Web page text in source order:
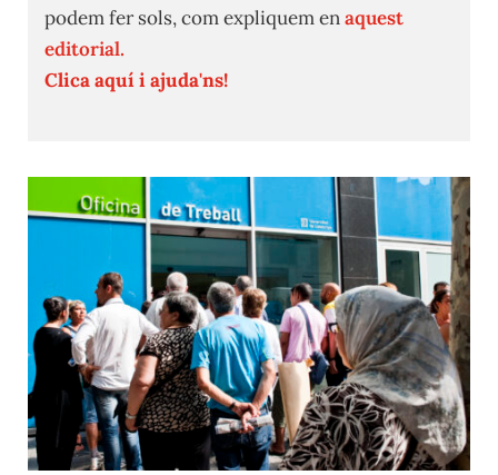
podem fer sols, com expliquem enaquest
editorial.
Clica aquí i ajuda'ns!